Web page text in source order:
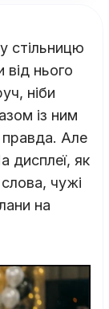
стільницю
від нього
ніби
із ним
Але
дисплеї, як
слова, чужі
на